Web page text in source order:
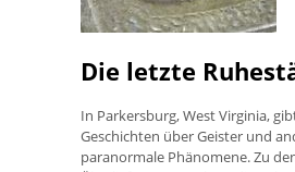
Die letzte
In Parkersburg, West Virginia,
Geschichten über Geister und
paranormale Phänomene. Zu